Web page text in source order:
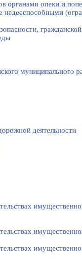
органами опеки и
недееспособными
муниципального
деятельности